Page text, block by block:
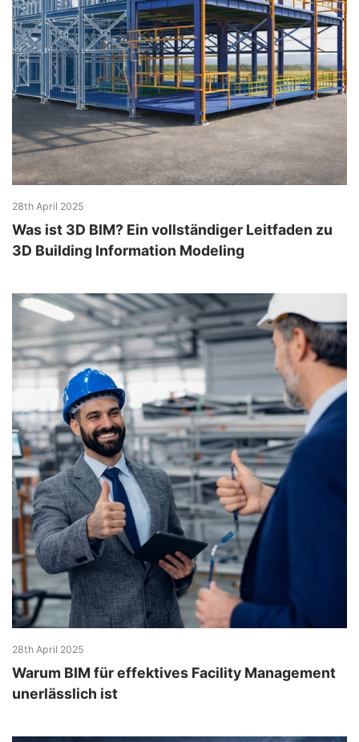
28th April 2025
Was ist 3D BIM? Ein vollständiger Leitfaden zu
3D Building Information Modeling
28th April 2025
Warum BIM für effektives Facility Management
unerlässlich ist